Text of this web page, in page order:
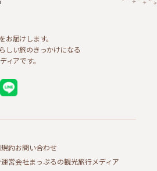
届けします。
しい旅のきっかけになる
ィアです。
約お問い合わせ
運営会社まっぷるの観光旅行メディア